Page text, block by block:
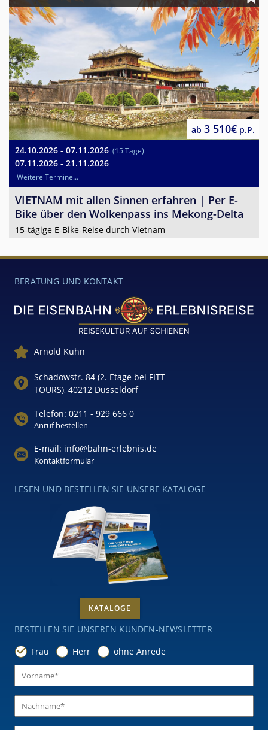
24.10.2026 - 07.11.2026 (15 Tage)
07.11.2026 - 21.11.2026
Weitere Termine...
ab 3 510€ p.P.
VIETNAM mit allen Sinnen erfahren | Per E-
Bike über den Wolkenpass ins Mekong-Delta
15-tägige E-Bike-Reise durch Vietnam
BERATUNG UND KONTAKT
Arnold Kühn
Schadowstr. 84 (2. Etage bei FITT
TOURS), 40212 Düsseldorf
Telefon: 0211 - 929 666 0
Anruf bestellen
E-mail: info@bahn-erlebnis.de
Kontaktformular
LESEN UND BESTELLEN SIE UNSERE KATALOGE
KATALOGE
BESTELLEN SIE UNSEREN KUNDEN-NEWSLETTER
Frau
Herr ohne Anrede